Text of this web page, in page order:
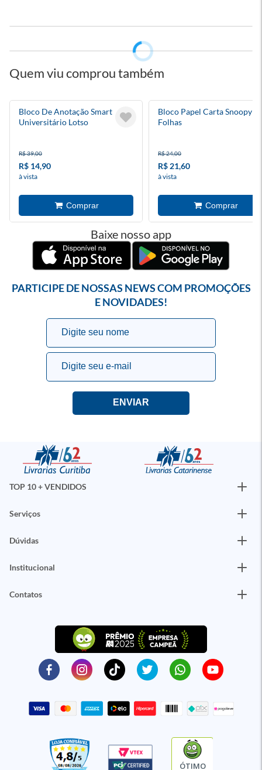
Quem viu comprou também
Bloco De Anotação Smart
Universitário Lotso
R$ 39,00
R$ 14,90
à vista
Bloco Papel Carta Snoopy
Folhas
R$ 24,00
R$ 21,60
à vista
Baixe nosso app
PARTICIPE DE NOSSAS NEWS COM PROMOÇÕES
E NOVIDADES!
TOP 10 + VENDIDOS
Serviços
Dúvidas
Institucional
Contatos
ÓTIMO